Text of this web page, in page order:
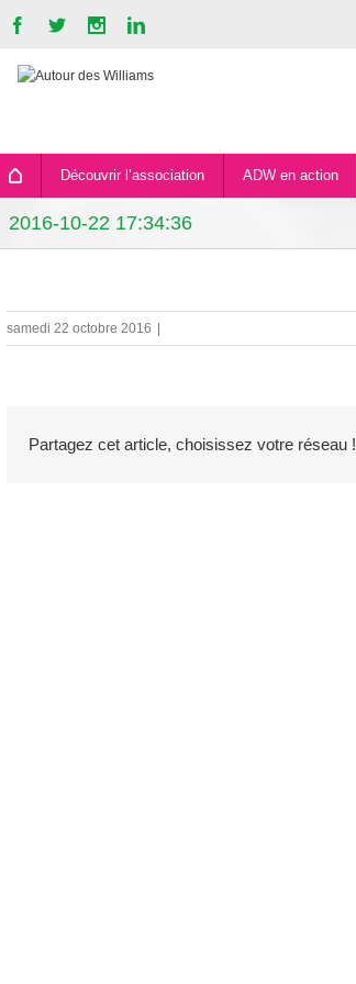
Découvrir l’association ADW en action
2016-10-22 17:34:36
samedi 22 octobre 2016
Partagez cet article, choisissez votre réseau !